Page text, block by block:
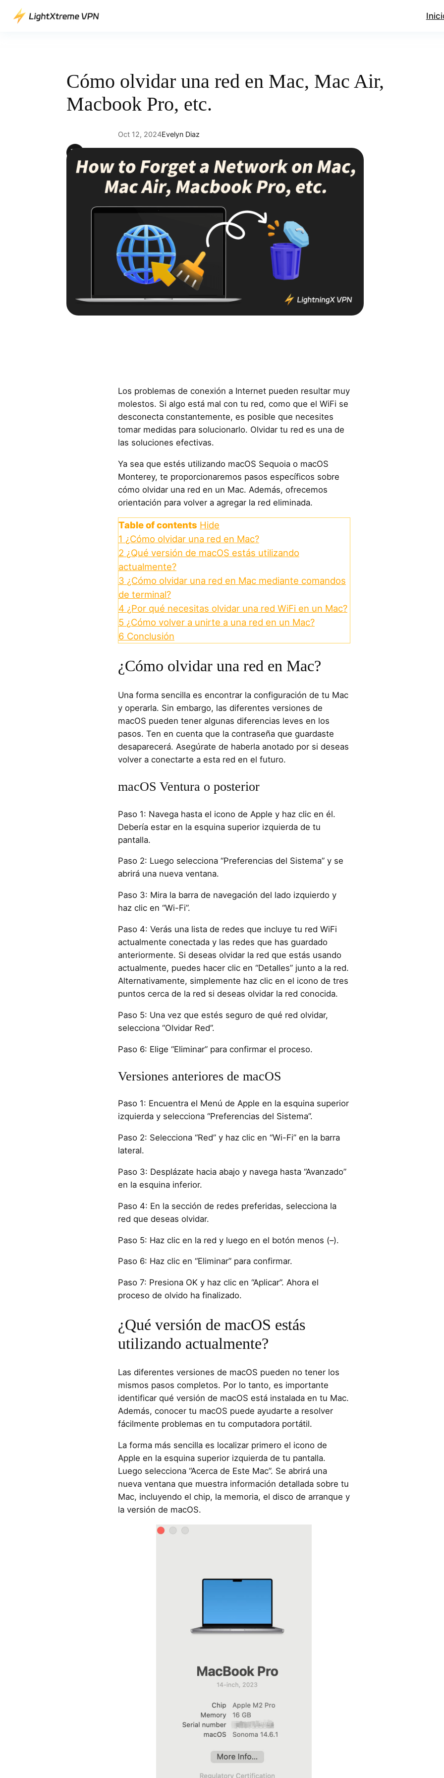
Saltar
Cómo olvidar una red en Mac, Mac Air,
Macbook Pro, etc.
Oct 12, 2024Evelyn Diaz
Los problemas de conexión a Internet pueden resultar muy
molestos. Si algo está mal con tu red, como que el WiFi se
desconecta constantemente, es posible que necesites
tomar medidas para solucionarlo. Olvidar tu red es una de
las soluciones efectivas.
Ya sea que estés utilizando macOS Sequoia o macOS
Monterey, te proporcionaremos pasos específicos sobre
cómo olvidar una red en un Mac. Además, ofrecemos
orientación para volver a agregar la red eliminada.
Table of contents Hide
1 ¿Cómo olvidar una red en Mac?
2 ¿Qué versión de macOS estás utilizando
actualmente?
3 ¿Cómo olvidar una red en Mac mediante comandos
de terminal?
4 ¿Por qué necesitas olvidar una red WiFi en un Mac?
5 ¿Cómo volver a unirte a una red en un Mac?
6 Conclusión
¿Cómo olvidar una red en Mac?
Una forma sencilla es encontrar la configuración de tu Mac
y operarla. Sin embargo, las diferentes versiones de
macOS pueden tener algunas diferencias leves en los
pasos. Ten en cuenta que la contraseña que guardaste
desaparecerá. Asegúrate de haberla anotado por si deseas
volver a conectarte a esta red en el futuro.
macOS Ventura o posterior
Paso 1: Navega hasta el icono de Apple y haz clic en él.
Debería estar en la esquina superior izquierda de tu
pantalla.
Paso 2: Luego selecciona “Preferencias del Sistema” y se
abrirá una nueva ventana.
Paso 3: Mira la barra de navegación del lado izquierdo y
haz clic en “Wi-Fi”.
Paso 4: Verás una lista de redes que incluye tu red WiFi
actualmente conectada y las redes que has guardado
anteriormente. Si deseas olvidar la red que estás usando
actualmente, puedes hacer clic en “Detalles” junto a la red.
Alternativamente, simplemente haz clic en el icono de tres
puntos cerca de la red si deseas olvidar la red conocida.
Paso 5: Una vez que estés seguro de qué red olvidar,
selecciona “Olvidar Red”.
Paso 6: Elige “Eliminar” para confirmar el proceso.
Versiones anteriores de macOS
Paso 1: Encuentra el Menú de Apple en la esquina superior
izquierda y selecciona “Preferencias del Sistema”.
Paso 2: Selecciona “Red” y haz clic en “Wi-Fi” en la barra
lateral.
Paso 3: Desplázate hacia abajo y navega hasta “Avanzado”
en la esquina inferior.
Paso 4: En la sección de redes preferidas, selecciona la
red que deseas olvidar.
Paso 5: Haz clic en la red y luego en el botón menos (–).
Paso 6: Haz clic en “Eliminar” para confirmar.
Paso 7: Presiona OK y haz clic en “Aplicar”. Ahora el
proceso de olvido ha finalizado.
¿Qué versión de macOS estás
utilizando actualmente?
Las diferentes versiones de macOS pueden no tener los
mismos pasos completos. Por lo tanto, es importante
identificar qué versión de macOS está instalada en tu Mac.
Además, conocer tu macOS puede ayudarte a resolver
fácilmente problemas en tu computadora portátil.
La forma más sencilla es localizar primero el icono de
Apple en la esquina superior izquierda de tu pantalla.
Luego selecciona “Acerca de Este Mac”. Se abrirá una
nueva ventana que muestra información detallada sobre tu
Mac, incluyendo el chip, la memoria, el disco de arranque y
la versión de macOS.